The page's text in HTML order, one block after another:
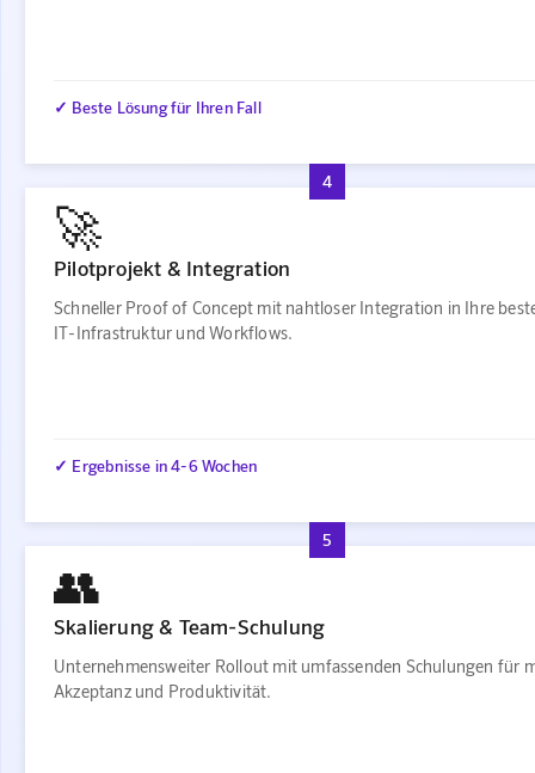
✓ Beste Lösung für Ihren Fall
4
🚀
Pilotprojekt & Integration
Schneller Proof of Concept mit nahtloser Integration in Ihre
IT-Infrastruktur und Workflows.
✓ Ergebnisse in 4-6 Wochen
5
👥
Skalierung & Team-Schulung
Unternehmensweiter Rollout mit umfassenden Schulungen für
Akzeptanz und Produktivität.